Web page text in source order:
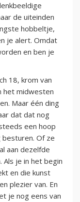
de uiteinden
hobbeltje,
je alert. Omdat
en ben je
18, krom van
het midwesten
Maar één ding
dat dat nog
een hoop
besturen. Of ze
aan dezelfde
je in het begin
en die kunst
plezier van. En
je nog eens van